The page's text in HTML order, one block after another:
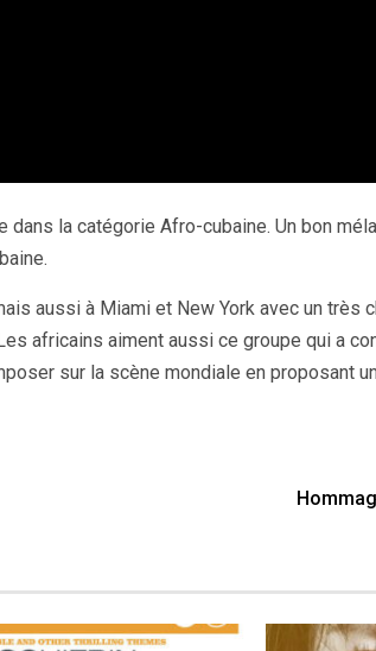
la catégorie Afro-cubaine. Un bon
aussi à Miami et New York avec un très
africains aiment aussi ce groupe qui a
sur la scène mondiale en proposant